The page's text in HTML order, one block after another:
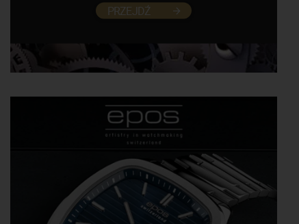
PRZEJDŹ